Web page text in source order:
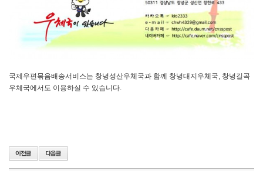
국제우편묶음배송서비스는 창녕성산우체국과 함께 창녕대지우체국, 창녕길곡
우체국에서도 이용하실 수 있습니다.